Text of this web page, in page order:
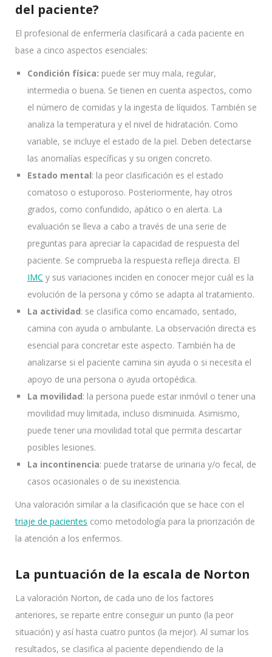
del paciente?
El profesional de enfermería clasificará a cada paciente en
base a cinco aspectos esenciales:
Condición física: puede ser muy mala, regular,
intermedia o buena. Se tienen en cuenta aspectos, como
el número de comidas y la ingesta de líquidos. También se
analiza la temperatura y el nivel de hidratación. Como
variable, se incluye el estado de la piel. Deben detectarse
las anomalías específicas y su origen concreto.
Estado mental: la peor clasificación es el estado
comatoso o estuporoso. Posteriormente, hay otros
grados, como confundido, apático o en alerta. La
evaluación se lleva a cabo a través de una serie de
preguntas para apreciar la capacidad de respuesta del
paciente. Se comprueba la respuesta refleja directa. El
IMC y sus variaciones inciden en conocer mejor cuál es la
evolución de la persona y cómo se adapta al tratamiento.
La actividad: se clasifica como encamado, sentado,
camina con ayuda o ambulante. La observación directa es
esencial para concretar este aspecto. También ha de
analizarse si el paciente camina sin ayuda o si necesita el
apoyo de una persona o ayuda ortopédica.
La movilidad: la persona puede estar inmóvil o tener una
movilidad muy limitada, incluso disminuida. Asimismo,
puede tener una movilidad total que permita descartar
posibles lesiones.
La incontinencia: puede tratarse de urinaria y/o fecal, de
casos ocasionales o de su inexistencia.
Una valoración similar a la clasificación que se hace con el
triaje de pacientes como metodología para la priorización de
la atención a los enfermos.
La puntuación de la escala de Norton
La valoración Norton, de cada uno de los factores
anteriores, se reparte entre conseguir un punto (la peor
situación) y así hasta cuatro puntos (la mejor). Al sumar los
resultados, se clasifica al paciente dependiendo de la